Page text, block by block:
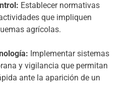
Establecer normativas
que impliquen
agrícolas.
Implementar sistemas
y vigilancia que permitan
ante la aparición de un